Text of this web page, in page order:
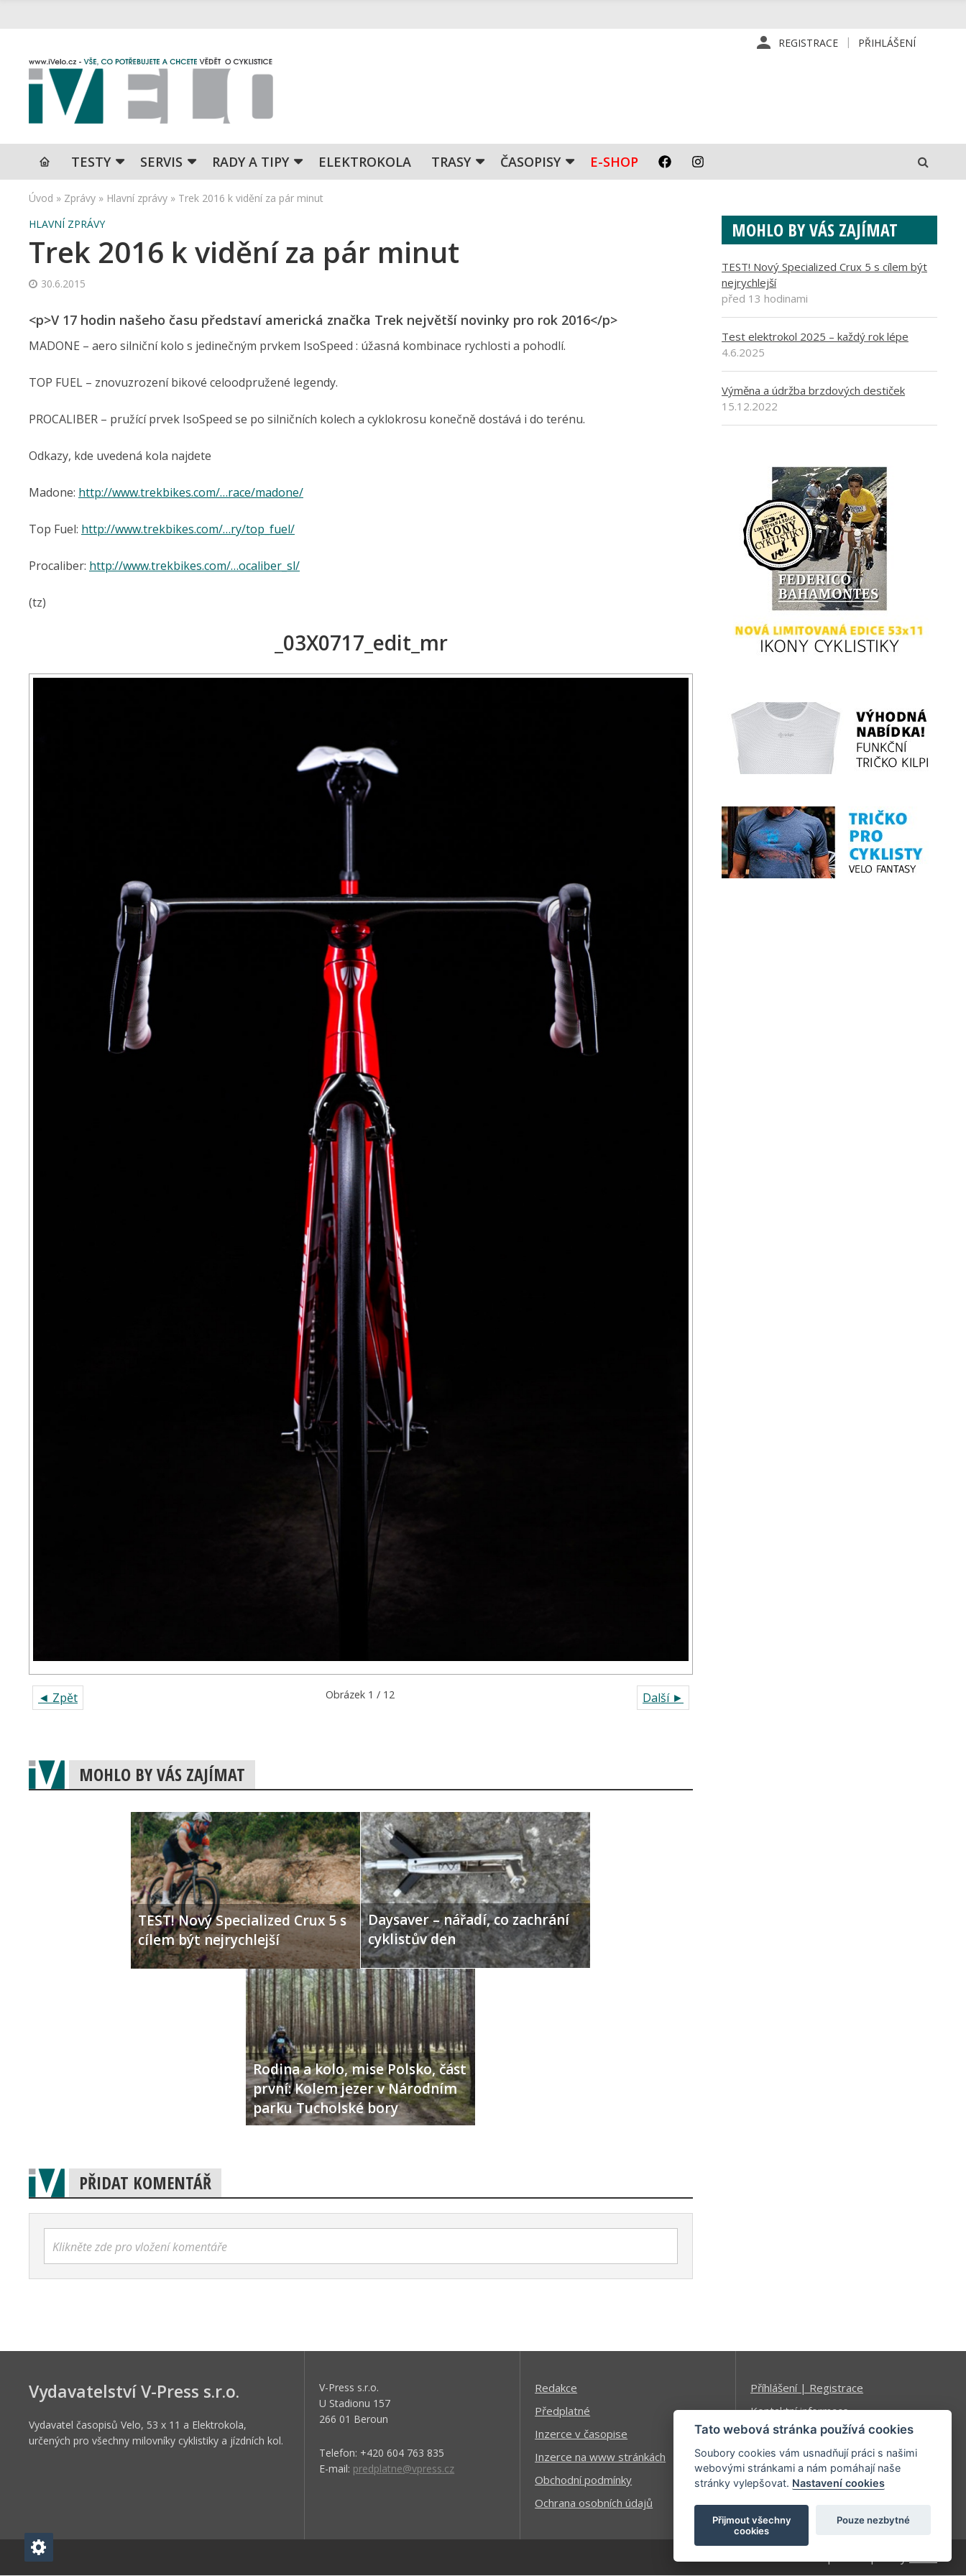
REGISTRACE PŘIHLÁŠENÍ
TESTY SERVIS RADY A TIPY ELEKTROKOLA TRASY ČASOPISY E-SHOP
Úvod » Zprávy » Hlavní zprávy » Trek 2016 k vidění za pár minut
HLAVNÍ ZPRÁVY
Trek 2016 k vidění za pár minut
30.6.2015
<p>V 17 hodin našeho času představí americká značka Trek největší novinky pro rok 2016</p>
MADONE – aero silniční kolo s jedinečným prvkem IsoSpeed : úžasná kombinace rychlosti a pohodlí.
TOP FUEL – znovuzrození bikové celoodpružené legendy.
PROCALIBER – pružící prvek IsoSpeed se po silničních kolech a cyklokrosu konečně dostává i do terénu.
Odkazy, kde uvedená kola najdete
Madone: http://www.trekbikes.com/…race/madone/
Top Fuel: http://www.trekbikes.com/…ry/top_fuel/
Procaliber: http://www.trekbikes.com/…ocaliber_sl/
(tz)
_03X0717_edit_mr
◄ Zpět Další ►
Obrázek 1 / 12
MOHLO BY VÁS ZAJÍMAT
TEST! Nový Specialized Crux 5 s
cílem být nejrychlejší
Daysaver – nářadí, co zachrání
cyklistův den
Rodina a kolo, mise Polsko, část
první: Kolem jezer v Národním
parku Tucholské bory
PŘIDAT KOMENTÁŘ
Klikněte zde pro vložení komentáře
MOHLO BY VÁS ZAJÍMAT
TEST! Nový Specialized Crux 5 s cílem být
nejrychlejší
před 13 hodinami
Test elektrokol 2025 – každý rok lépe
4.6.2025
Výměna a údržba brzdových destiček
15.12.2022
Vydavatelství V-Press s.r.o.
Vydavatel časopisů Velo, 53 x 11 a Elektrokola,
určených pro všechny milovníky cyklistiky a jízdních kol.
V-Press s.r.o.
U Stadionu 157
266 01 Beroun
Telefon: +420 604 763 835
E-mail: predplatne@vpress.cz
Redakce
Předplatné
Inzerce v časopise
Inzerce na www stránkách
Obchodní podmínky
Ochrana osobních údajů
Příhlášení | Registrace
Kontaktní informace
Mapa stránek
Tato webová stránka používá cookies
Soubory cookies vám usnadňují práci s našimi
webovými stránkami a nám pomáhají naše
stránky vylepšovat. Nastavení cookies
Přijmout všechny
cookies
Pouze nezbytné